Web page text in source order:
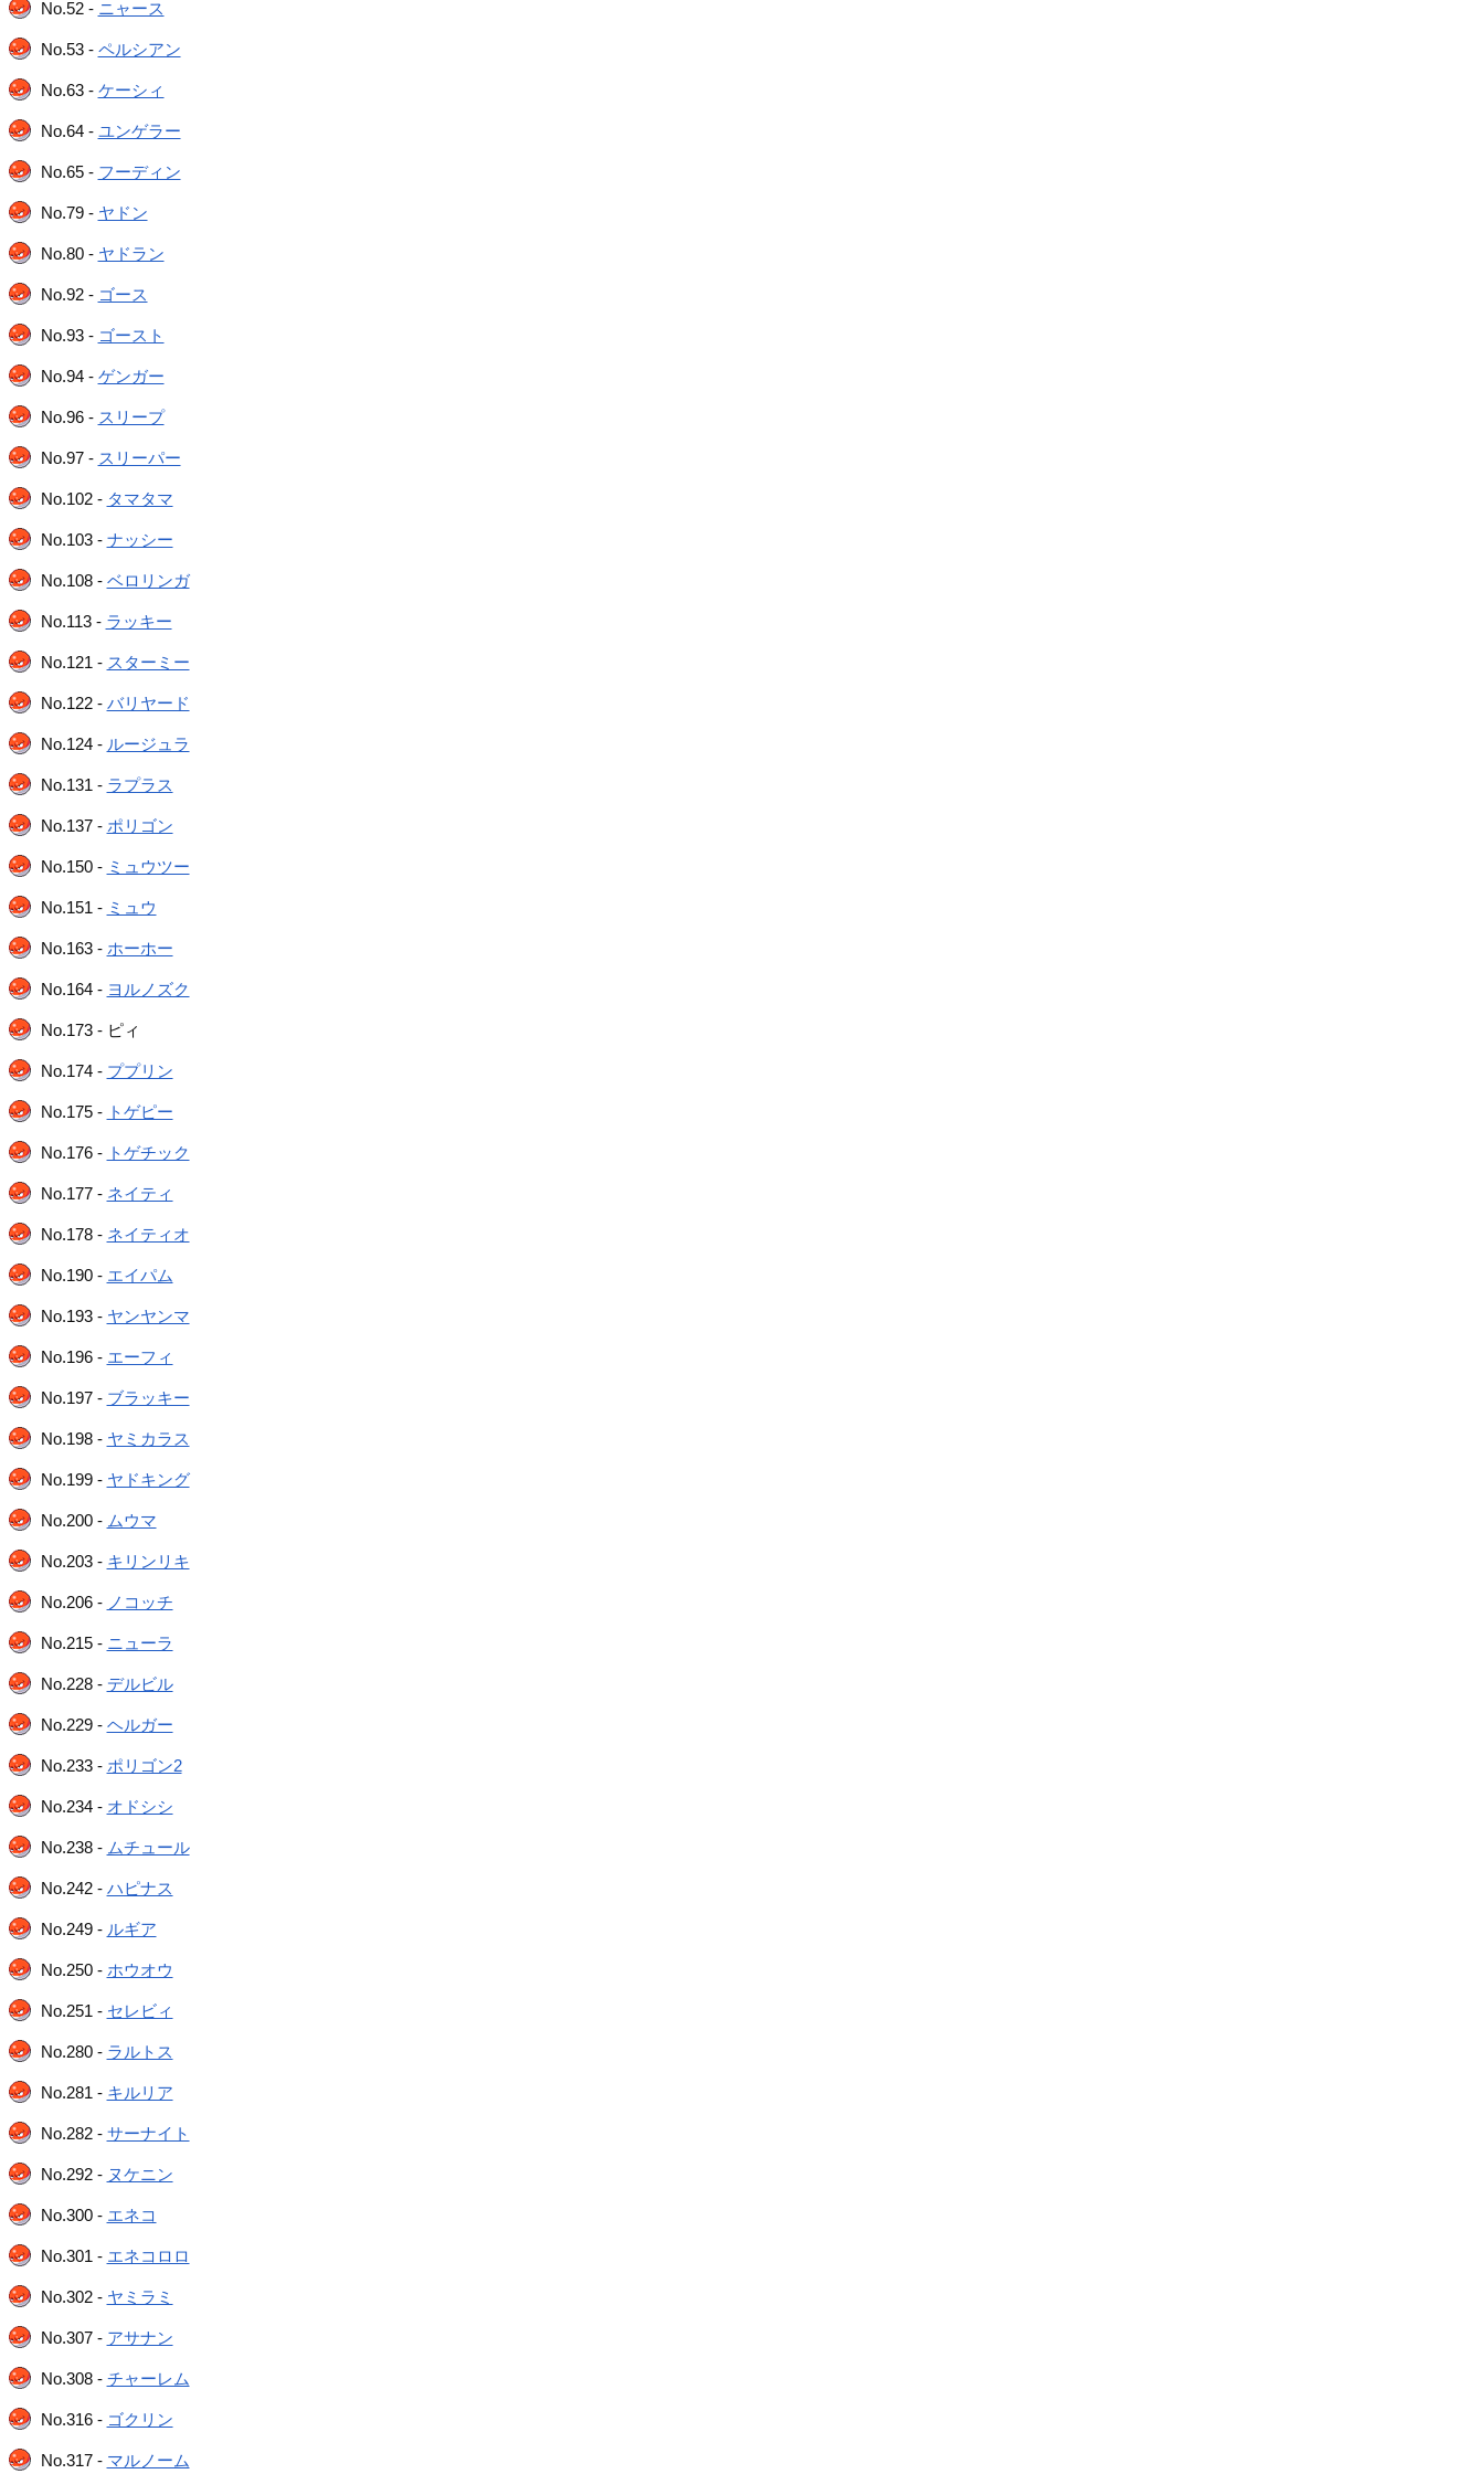
No.52 - ニャース
No.53 - ペルシアン
No.63 - ケーシィ
No.64 - ユンゲラー
No.65 - フーディン
No.79 - ヤドン
No.80 - ヤドラン
No.92 - ゴース
No.93 - ゴースト
No.94 - ゲンガー
No.96 - スリープ
No.97 - スリーパー
No.102 - タマタマ
No.103 - ナッシー
No.108 - ベロリンガ
No.113 - ラッキー
No.121 - スターミー
No.122 - バリヤード
No.124 - ルージュラ
No.131 - ラプラス
No.137 - ポリゴン
No.150 - ミュウツー
No.151 - ミュウ
No.163 - ホーホー
No.164 - ヨルノズク
No.173 - ピィ
No.174 - ププリン
No.175 - トゲピー
No.176 - トゲチック
No.177 - ネイティ
No.178 - ネイティオ
No.190 - エイパム
No.193 - ヤンヤンマ
No.196 - エーフィ
No.197 - ブラッキー
No.198 - ヤミカラス
No.199 - ヤドキング
No.200 - ムウマ
No.203 - キリンリキ
No.206 - ノコッチ
No.215 - ニューラ
No.228 - デルビル
No.229 - ヘルガー
No.233 - ポリゴン2
No.234 - オドシシ
No.238 - ムチュール
No.242 - ハピナス
No.249 - ルギア
No.250 - ホウオウ
No.251 - セレビィ
No.280 - ラルトス
No.281 - キルリア
No.282 - サーナイト
No.292 - ヌケニン
No.300 - エネコ
No.301 - エネコロロ
No.302 - ヤミラミ
No.307 - アサナン
No.308 - チャーレム
No.316 - ゴクリン
No.317 - マルノーム